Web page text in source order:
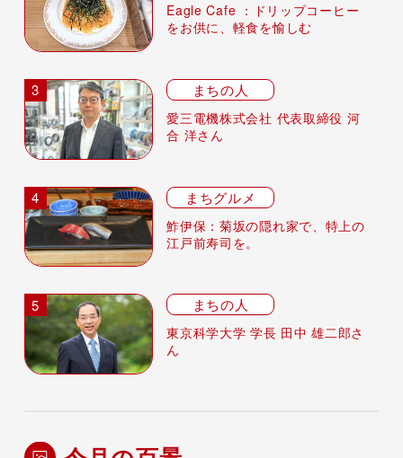
Eagle Cafe ：ドリップコーヒー
をお供に、軽食を愉しむ
まちの人
愛三電機株式会社 代表取締役 河
合 洋さん
まちグルメ
鮓伊保：菊坂の隠れ家で、特上の
江戸前寿司を。
まちの人
東京科学大学 学長 田中 雄二郎さ
ん